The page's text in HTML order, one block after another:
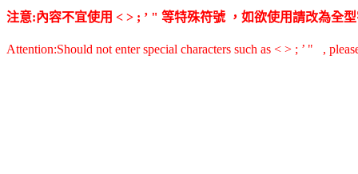
注意:內容不宜使用 < > ; ’ " 等特殊符號 ，如欲使用請改為全
Attention:Should not enter special characters such as < > ; ’ " ,